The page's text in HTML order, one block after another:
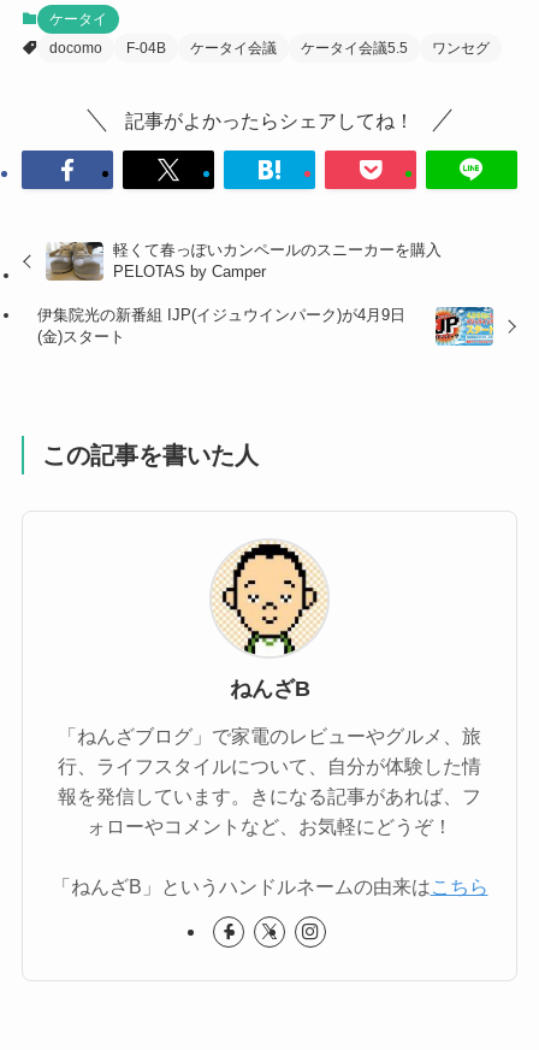
ケータイ
docomo
F-04B ケータイ会議 ケータイ会議5.5 ワンセグ
記事がよかったらシェアしてね！
軽くて春っぽいカンペールのスニーカーを購入
PELOTAS by Camper
伊集院光の新番組 IJP(イジュウインパーク)が4月9日
(金)スタート
この記事を書いた人
ねんざB
「ねんざブログ」で家電のレビューやグルメ、旅
行、ライフスタイルについて、自分が体験した情
報を発信しています。きになる記事があれば、フ
ォローやコメントなど、お気軽にどうぞ！
「ねんざB」というハンドルネームの由来はこちら